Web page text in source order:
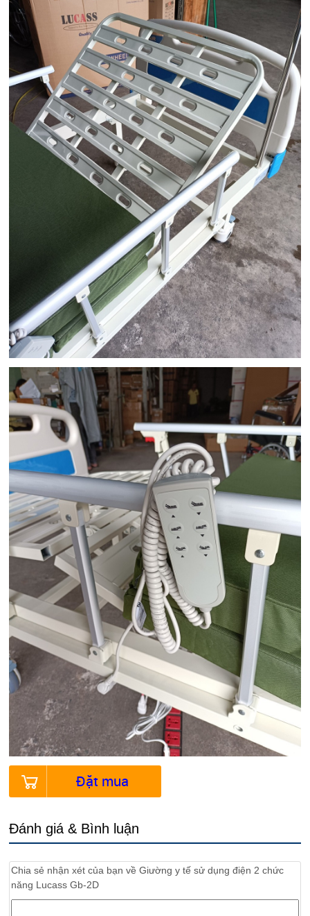
Đặt mua
Đánh giá & Bình luận
Chia sẻ nhận xét của bạn vềGiường y tế sử dụng điện 2 chức
năng Lucass Gb-2D